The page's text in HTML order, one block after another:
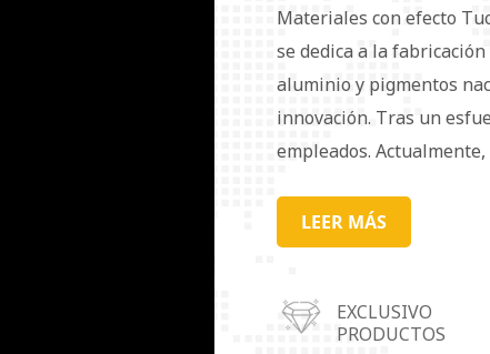
Materiales con efecto
se dedica a la
aluminio y pigmentos
innovación. Tras un
empleados.
atender mejor a
centros de operaciones
Chongqing. Nuestros
LEER MÁS
EXCLUSIVO
PRODUCTOS